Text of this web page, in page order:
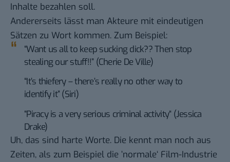
Inhalte bezahlen soll.
Andererseits lässt man Akteure mit eindeutigen
Sätzen zu Wort kommen. Zum Beispiel:
“Want us all to keep sucking dick?? Then stop
stealing our stuff!!” (Cherie De Ville)
“It’s thiefery – there’s really no other way to
identify it” (Siri)
“Piracy is a very serious criminal activity“ (Jessica
Drake)
Uh, das sind harte Worte. Die kennt man noch aus
Zeiten, als zum Beispiel die ’normale‘ Film-Industrie